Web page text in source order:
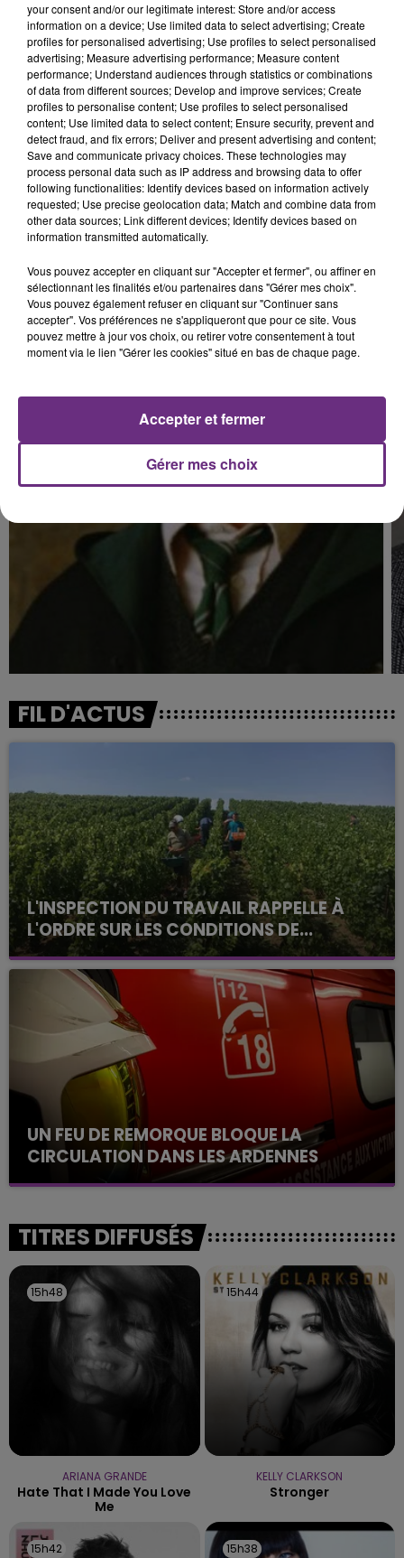
Strasbourg, "L'Echoppe Magique" avait accueilli un
acteur de la saga d'Harry Potter.
Le magasin de Reims devrait perpétuer cette
tradition.
Écouter le podcast
FIL D'ACTUS
L'INSPECTION DU TRAVAIL RAPPELLE À
L'ORDRE SUR LES CONDITIONS DE...
Alors que les dates de début des vendange 2026
s'est avéré être plus précoce que prévu,
l'inspection du Travail en profite pour rappeler
les conditions de...
UN FEU DE REMORQUE BLOQUE LA
CIRCULATION DANS LES ARDENNES
Un feu de remorque s'est déclaré ce mercredi en
TITRES DIFFUSÉS
15h48
15h48
ARIANA GRANDE
Hate That I Made You Love
Me
15h44
15h44
KELLY CLARKSON
Stronger
15h42
15h42 15h38
15h38
your consent and/or our legitimate interest: Store and/or access
information on a device; Use limited data to select advertising; Create
profiles for personalised advertising; Use profiles to select personalised
advertising; Measure advertising performance; Measure content
performance; Understand audiences through statistics or combinations
of data from different sources; Develop and improve services; Create
profiles to personalise content; Use profiles to select personalised
content; Use limited data to select content; Ensure security, prevent and
detect fraud, and fix errors; Deliver and present advertising and content;
Save and communicate privacy choices. These technologies may
process personal data such as IP address and browsing data to offer
following functionalities: Identify devices based on information actively
requested; Use precise geolocation data; Match and combine data from
other data sources; Link different devices; Identify devices based on
information transmitted automatically.
Vous pouvez accepter en cliquant sur "Accepter et fermer", ou affiner en
sélectionnant les finalités et/ou partenaires dans "Gérer mes choix".
Vous pouvez également refuser en cliquant sur "Continuer sans
accepter". Vos préférences ne s'appliqueront que pour ce site. Vous
pouvez mettre à jour vos choix, ou retirer votre consentement à tout
moment via le lien "Gérer les cookies" situé en bas de chaque page.
Gérer mes choix
Accepter et fermer